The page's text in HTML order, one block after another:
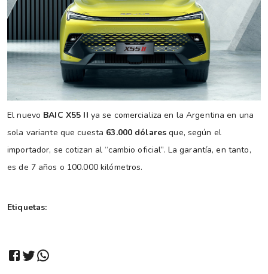
El nuevo BAIC X55 II ya se comercializa en la Argentina en una
sola variante que cuesta 63.000 dólares que, según el
importador, se cotizan al “cambio oficial”. La garantía, en tanto,
es de 7 años o 100.000 kilómetros.
Etiquetas: